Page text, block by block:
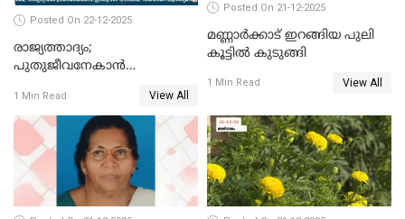
Posted On 22-12-2025
രാജ്യത്താദ്യം;
പുതുജീവനേകാൻ
എറണാകുളം സർക്കാർ
ജനറൽ
ആശുപത്രിയിലെത്തിച്ചു
1 Min Read View All
Posted On 21-12-2025
മണ്ണാർക്കാട് ഇറങ്ങിയ പുലി
കൂട്ടിൽ കുടുങ്ങി
1 Min Read View All